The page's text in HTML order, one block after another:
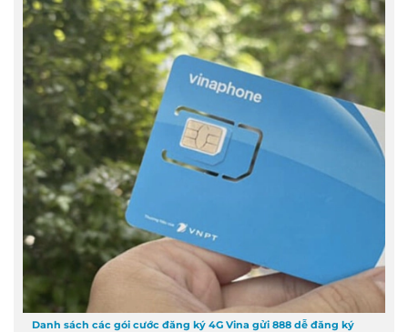
Danh sách các gói cước đăng ký 4G Vina gửi 888 dễ đăng ký